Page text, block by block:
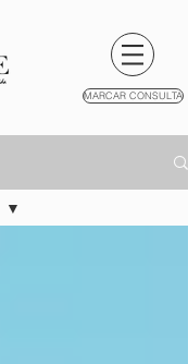
MARCAR CONSULTA